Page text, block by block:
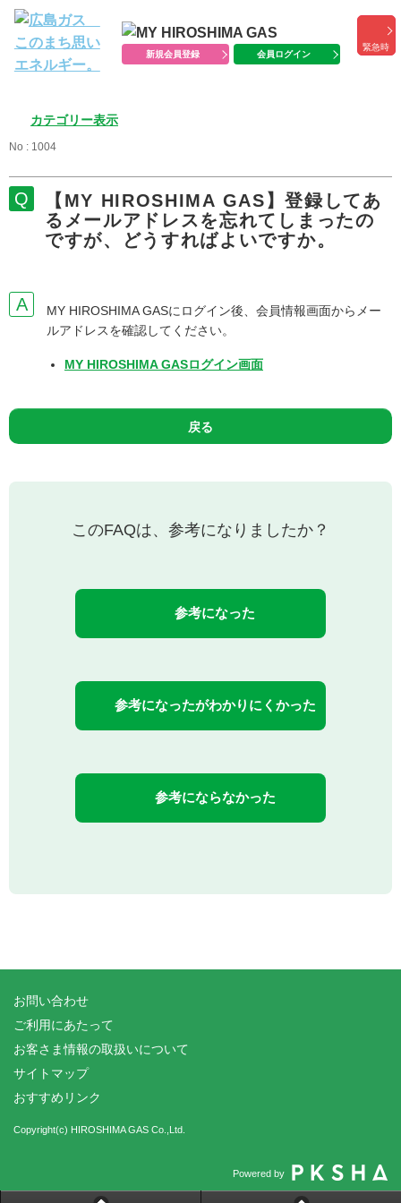
新規会員登録 会員ログイン
緊急時
カテゴリー表示
No : 1004
【MY HIROSHIMA GAS】登録してあ
るメールアドレスを忘れてしまったの
ですが、どうすればよいですか。
MY HIROSHIMA GASにログイン後、会員情報画面からメー
ルアドレスを確認してください。
MY HIROSHIMA GASログイン画面
戻る
このFAQは、参考になりましたか？
参考になった
参考になったがわかりにくかった
参考にならなかった
お問い合わせ
ご利用にあたって
お客さま情報の取扱いについて
サイトマップ
おすすめリンク
Copyright(c) HIROSHIMA GAS Co.,Ltd.
Powered by